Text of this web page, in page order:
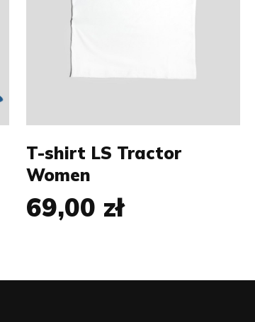
XS
L XL XXL
T-shirt LS Tractor
Women
69,00 zł